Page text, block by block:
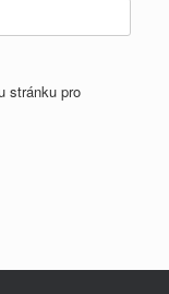
stránku pro